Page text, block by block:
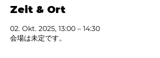
Zeit & Ort
02. Okt. 2025, 13:00 – 14:30
会場は未定です。